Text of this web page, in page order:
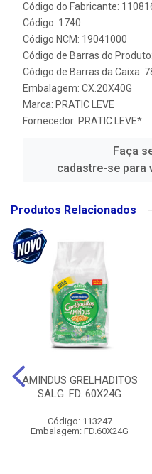
Código do Fabricante:
Código: 1740
Código NCM: 19041000
Código de Barras do
Código de Barras da Caixa:
Embalagem: CX.20X40G
Marca: PRATIC LEVE
Fornecedor: PRATIC LEVE*
Faça
cadastre-se para
Produtos Relacionados
AMINDUS GRELHADITOS
SALG. FD. 60X24G
Código: 113247
Embalagem: FD.60X24G